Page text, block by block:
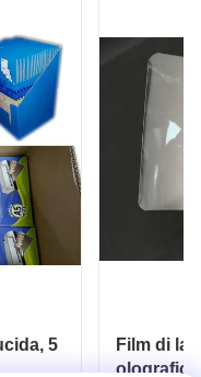
5
Film di
olografico